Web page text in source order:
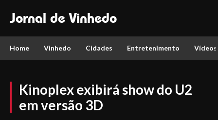
Jornal de Vinhedo
Home Vinhedo Cidades Entretenimento Vídeos
Kinoplex exibirá show do U2
em versão 3D